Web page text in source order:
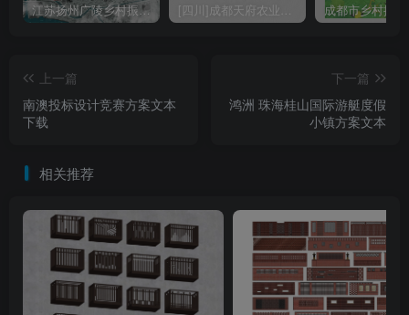
江苏扬州广陵乡村振兴农业现代规划方案文本 [四川]成都天府农业产业园总体规划设计PDF
上一篇
南澳投标设计竞赛方案文本
下载
下一篇
鸿洲 珠海桂山国际游艇度假
小镇方案文本
相关推荐